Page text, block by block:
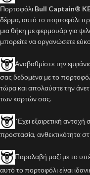
Πορτοφόλι Bull Captain®
δέρμα, αυτό το πορτοφόλι
μια θήκη με φερμουάρ για
μπορείτε να οργανώσετε
Αναβαθμίστε την
σας δεδομένα με το
τώρα και απολαύστε την
των καρτών σας.
‘Εχει εξαιρετική
προστασία, ανθεκτικότητα
Παραλαβή μαζί με το
αυτό το πορτοφόλι είναι